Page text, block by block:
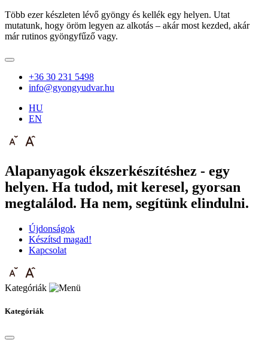
Több ezer készleten lévő gyöngy és kellék egy helyen. Utat
mutatunk, hogy öröm legyen az alkotás – akár most kezded, akár
már rutinos gyöngyfűző vagy.
+36 30 231 5498
info@gyongyudvar.hu
HU
EN
Alapanyagok ékszerkészítéshez - egy
helyen. Ha tudod, mit keresel, gyorsan
megtalálod. Ha nem, segítünk elindulni.
Újdonságok
Készítsd magad!
Kapcsolat
Kategóriák
Kategóriák